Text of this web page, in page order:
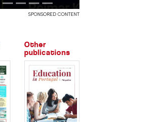
SPONSORED CONTENT
Other
publications